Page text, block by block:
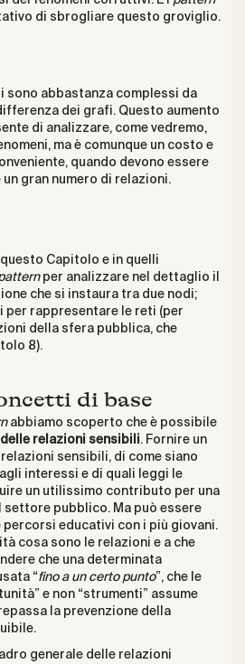
di sbrogliare questo groviglio.
sono abbastanza complessi da
dei grafi. Questo aumento
di analizzare, come vedremo,
ma è comunque un costo e
quando devono essere
gran numero di relazioni.
Capitolo e in quelli
per analizzare nel dettaglio il
che si instaura tra due nodi;
per rappresentare le reti (per
della sfera pubblica, che
8).
di base
abbiamo scoperto che è possibile
relazioni sensibili. Fornire un
sensibili, di come siano
interessi e di quali leggi le
un utilissimo contributo per una
pubblico. Ma può essere
percorsi educativi con i più giovani.
cosa sono le relazioni e a che
che una determinata
“fino a un certo punto”, che le
e non “strumenti” assume
la prevenzione della
generale delle relazioni